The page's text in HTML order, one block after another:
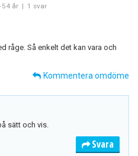
år | 1 svar
råge. Så enkelt det kan vara och
Kommentera omdöme
sätt och vis.
Svara